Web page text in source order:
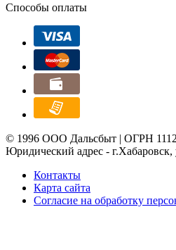
Способы оплаты
© 1996 ООО Дальсбыт | ОГРН
Юридический адрес - г.Хабаровск,
Контакты
Карта сайта
Согласие на обработку